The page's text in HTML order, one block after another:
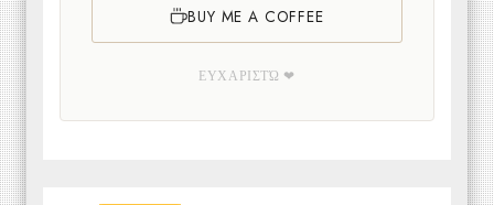
BUY ME A COFFEE
ΕΥΧΑΡΙΣΤΏ ❤